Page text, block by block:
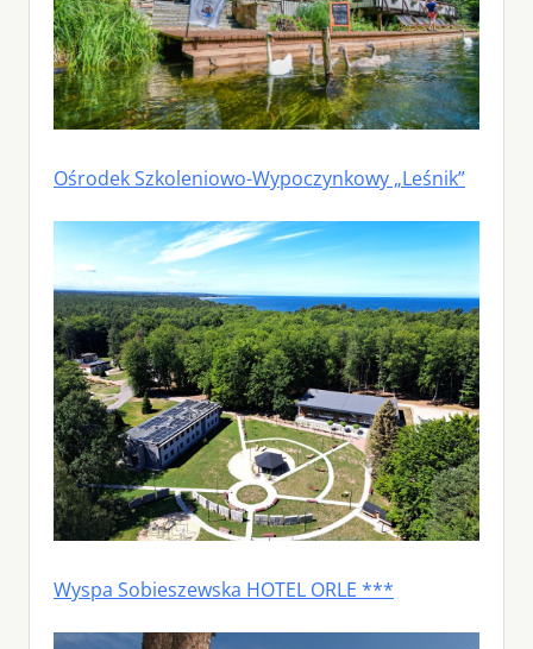
Ośrodek Szkoleniowo-Wypoczynkowy „Leśnik”
Wyspa Sobieszewska HOTEL ORLE ***